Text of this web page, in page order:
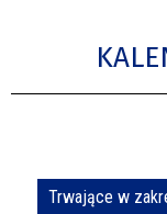
Szukana fraza
Trwające w